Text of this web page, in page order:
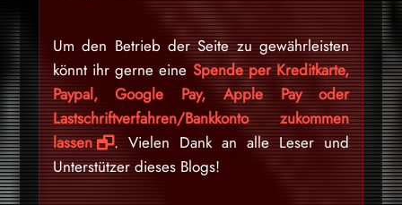
Um den Betrieb der Seite zu gewährleisten
könnt ihr gerne eine Spende per Kreditkarte,
Paypal, Google Pay, Apple Pay oder
Lastschriftverfahren/Bankkonto zukommen
lassen
. Vielen Dank an alle Leser und
Unterstützer dieses Blogs!